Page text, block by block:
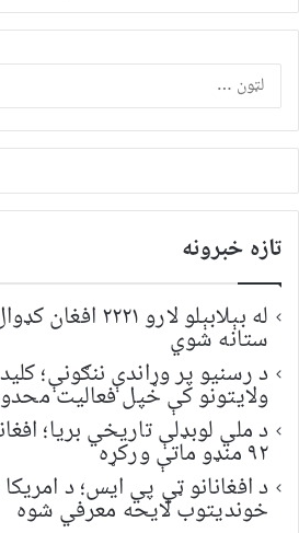
تازه خبرونه
له بېلابېلو لارو
ستانه شوي
د رسنیو پر وړاندې ننګونې؛
ولایتونو کې خپل فعالیت
د ملي لوبډلې تاریخي بریا؛
۹۲ منډو ماتې ورکړه
د افغانانو ټي پي ایس؛ د
خونديتوب لایحه معرفي شوه